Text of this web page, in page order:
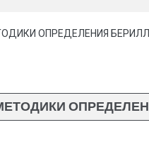
ОПРЕДЕЛЕНИЯ